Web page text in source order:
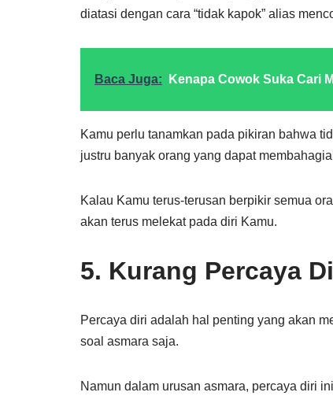
diatasi dengan cara “tidak kapok” alias
Baca Juga: Kenapa Cowok Suka Cari
Kamu perlu tanamkan pada pikiran bahwa
justru banyak orang yang dapat
Kalau Kamu terus-terusan berpikir semua
akan terus melekat pada diri Kamu.
5. Kurang Percaya
Percaya diri adalah hal penting yang akan
soal asmara saja.
Namun dalam urusan asmara, percaya diri